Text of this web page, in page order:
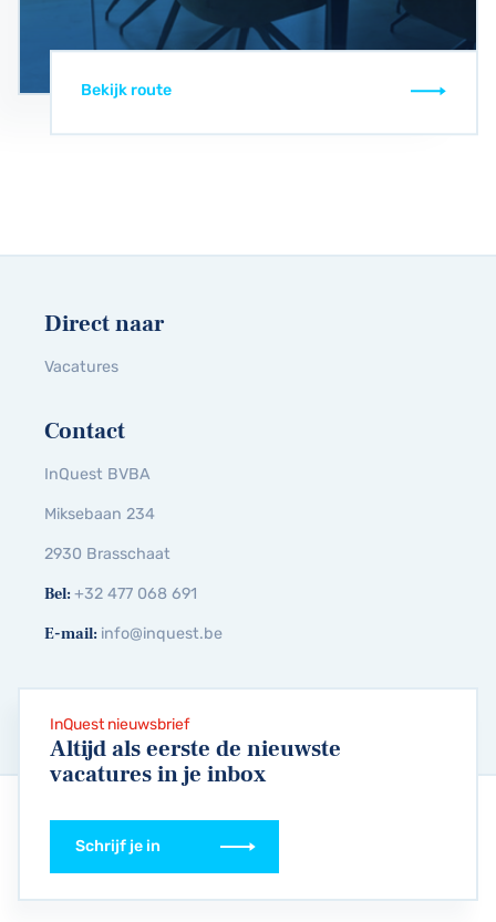
Bekijk route
Direct naar
Vacatures
Contact
InQuest BVBA
Miksebaan 234
2930 Brasschaat
Bel:+32 477 068 691
E-mail: info@inquest.be
InQuest nieuwsbrief
Altijd als eerste de nieuwste
vacatures in je inbox
Schrijf je in